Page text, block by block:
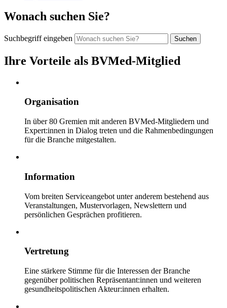
Wonach suchen Sie?
Suchbegriff eingeben
Ihre Vorteile als BVMed-Mitglied
Organisation
In über 80 Gremien mit anderen BVMed-Mitgliedern und
Expert:innen in Dialog treten und die Rahmenbedingungen
für die Branche mitgestalten.
Information
Vom breiten Serviceangebot unter anderem bestehend aus
Veranstaltungen, Mustervorlagen, Newslettern und
persönlichen Gesprächen profitieren.
Vertretung
Eine stärkere Stimme für die Interessen der Branche
gegenüber politischen Repräsentant:innen und weiteren
gesundheitspolitischen Akteur:innen erhalten.